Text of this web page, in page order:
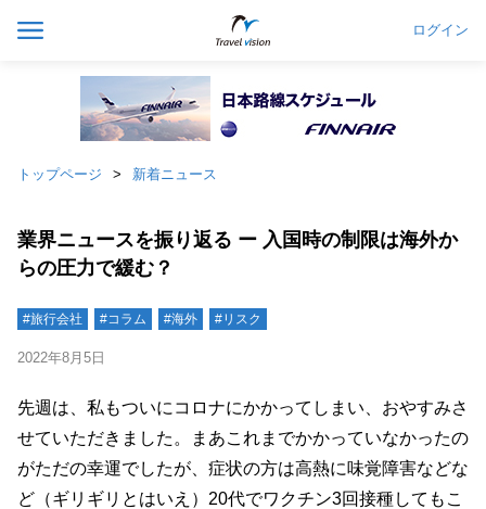
ログイン
トップページ 新着ニュース
業界ニュースを振り返る ー 入国時の制限は海外か
らの圧力で緩む？
#旅行会社 #コラム #海外 #リスク
2022年8月5日
先週は、私もついにコロナにかかってしまい、おやすみさ
せていただきました。まあこれまでかかっていなかったの
がただの幸運でしたが、症状の方は高熱に味覚障害などな
ど（ギリギリとはいえ）20代でワクチン3回接種してもこ